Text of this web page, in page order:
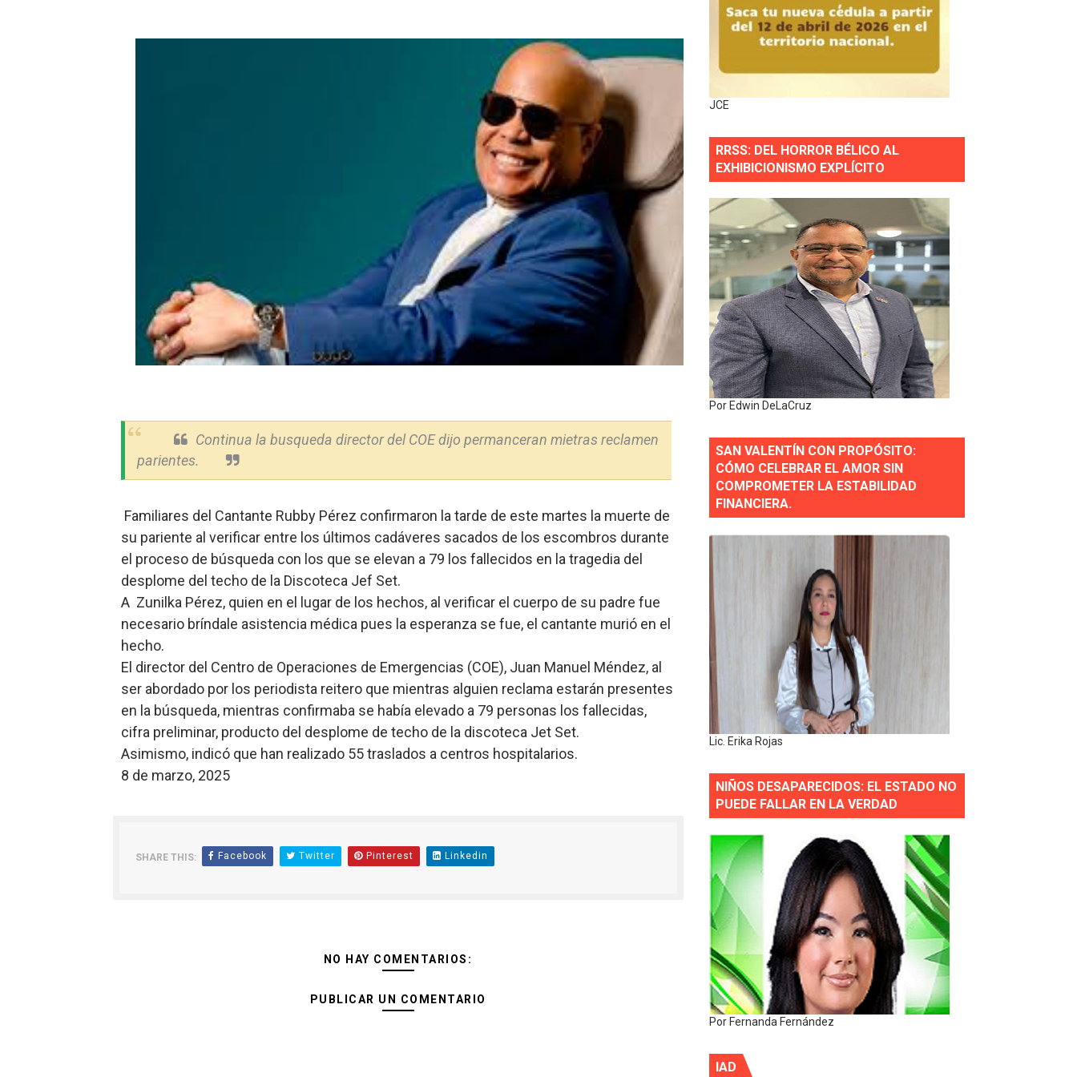
Hipótesis policial sobre atentado a balazos en la avenida Abraham Lincoln y fallecer horas después
CESDN urge fortalecer el sistema eléctrico ante constantes apagones en Santo Domingo Norte
Cacerolazos, gomas quemadas y bombas lagrimógenas: Tensión en la Fernández Domínguez por apagones en Cayenas y Residencial Amalia
Roberto Ángel Salcedo anuncia festival cultural para la región Este
Roberto Ángel Salcedo anuncia festival cultural para la región Este
Respuesta oportuna de Propeep permite a familia de La Cuaba recuperar su hogar tras incendio
Juramentan a Angelina Biviana Riveiro como nueva vicepresidenta ejecutiva de Fiduciaria Reservas.
DIGEIG y Liga Municipal Dominicana impulsan metas de transparencia
Tribunal Superior Administrativo anula permisos urbanísticos del proyecto Everest Tower en Piantini
JCE flexibiliza renovación de cédula: adiós al orden por mes de nacimiento en municipios pequeños
Restaurante Amigos es reconocido por sus cuatro décadas de excelencia en el sector gastronómico
SNS y el SRSO actualizan Manual de Comunicación Interna y Externa para fortalecer gestión comunicacional en salud
Osiris de León responde a Roberto Tineo y a Yeisy por sus críticas destempladas sobre Presa de Guaiguí: "Es ignorancia supina"
DGPCF: 55 años sembrando desarrollo y fortaleciendo la frontera dominicana
Continua la busqueda director del COE dijo permanceran mietras reclamen
parientes.
Familiares del Cantante Rubby Pérez confirmaron la tarde de este martes la muerte de
su pariente al verificar entre los últimos cadáveres sacados de los escombros durante
el proceso de búsqueda con los que se elevan a 79 los fallecidos en la tragedia del
desplome del techo de la Discoteca Jef Set.
A Zunilka Pérez, quien en el lugar de los hechos, al verificar el cuerpo de su padre fue
necesario bríndale asistencia médica pues la esperanza se fue, el cantante murió en el
hecho.
El director del Centro de Operaciones de Emergencias (COE), Juan Manuel Méndez, al
ser abordado por los periodista reitero que mientras alguien reclama estarán presentes
en la búsqueda, mientras confirmaba se había elevado a 79 personas los fallecidas,
cifra preliminar, producto del desplome de techo de la discoteca Jet Set.
Asimismo, indicó que han realizado 55 traslados a centros hospitalarios.
8 de marzo, 2025
SHARE THIS: Facebook Twitter Pinterest Linkedin
NO HAY COMENTARIOS:
PUBLICAR UN COMENTARIO
JCE
RRSS: DEL HORROR BÉLICO AL
EXHIBICIONISMO EXPLÍCITO
Por Edwin DeLaCruz
SAN VALENTÍN CON PROPÓSITO:
CÓMO CELEBRAR EL AMOR SIN
COMPROMETER LA ESTABILIDAD
FINANCIERA.
Lic. Erika Rojas
NIÑOS DESAPARECIDOS: EL ESTADO NO
PUEDE FALLAR EN LA VERDAD
Por Fernanda Fernández
IAD